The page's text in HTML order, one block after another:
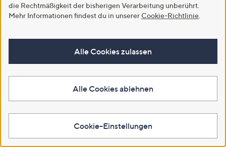
Improvements
die Rechtmäßigkeit der bisherigen Verarbeitung unberührt.
Mehr Informationen findest du in unserer Cookie-Richtlinie
Alle Cookies zulassen
Alle Cookies ablehnen
Cookie-Einstellungen